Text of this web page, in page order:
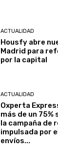
ACTUALIDAD
Housfy abre
Madrid para
por la capital
ACTUALIDAD
Oxperta
más de un
la campaña de
impulsada por
envíos...